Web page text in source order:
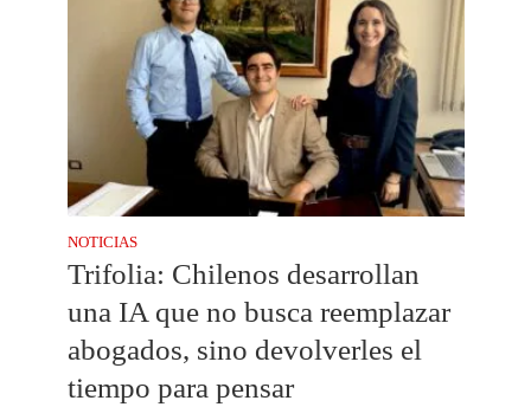
NOTICIAS
Trifolia: Chilenos desarrollan
una IA que no busca reemplazar
abogados, sino devolverles el
tiempo para pensar